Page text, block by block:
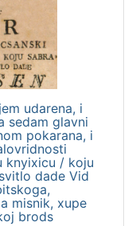
udarena, i
sedam glavni
pokarana, i
knyixicu / koju
dade Vid
misnik, xupe
brods